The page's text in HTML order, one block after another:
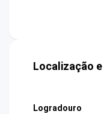
Localização
Logradouro